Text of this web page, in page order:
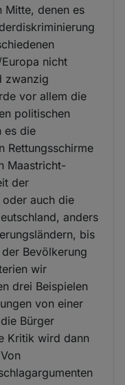
Mitte, denen es
nicht
zwanzig
vor allem die
politischen
es die
Rettungsschirme
Maastricht-
der
oder auch die
anders
bis
Bevölkerung
wir
drei Beispielen
von einer
Bürger
Kritik wird dann